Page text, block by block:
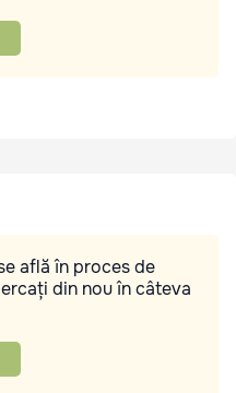
află în proces de
din nou în câteva